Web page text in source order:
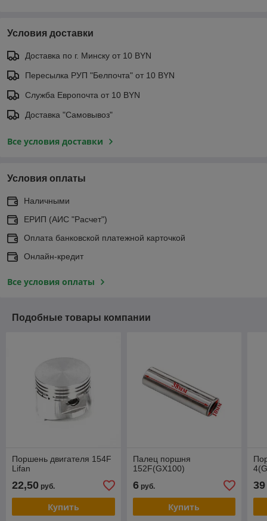
Условия доставки
Доставка по г. Минску от 10 BYN
Пересылка РУП "Белпочта" от 10 BYN
Служба Европочта от 10 BYN
Доставка "Самовывоз"
Все условия доставки
Условия оплаты
Наличными
ЕРИП (АИС "Расчет")
Оплата банковской платежной карточкой
Онлайн-кредит
Все условия оплаты
Подобные товары компании
Поршень двигателя 154F
Lifan
22,50 руб.
Купить
Палец поршня
152F(GX100)
6руб.
Купить
39